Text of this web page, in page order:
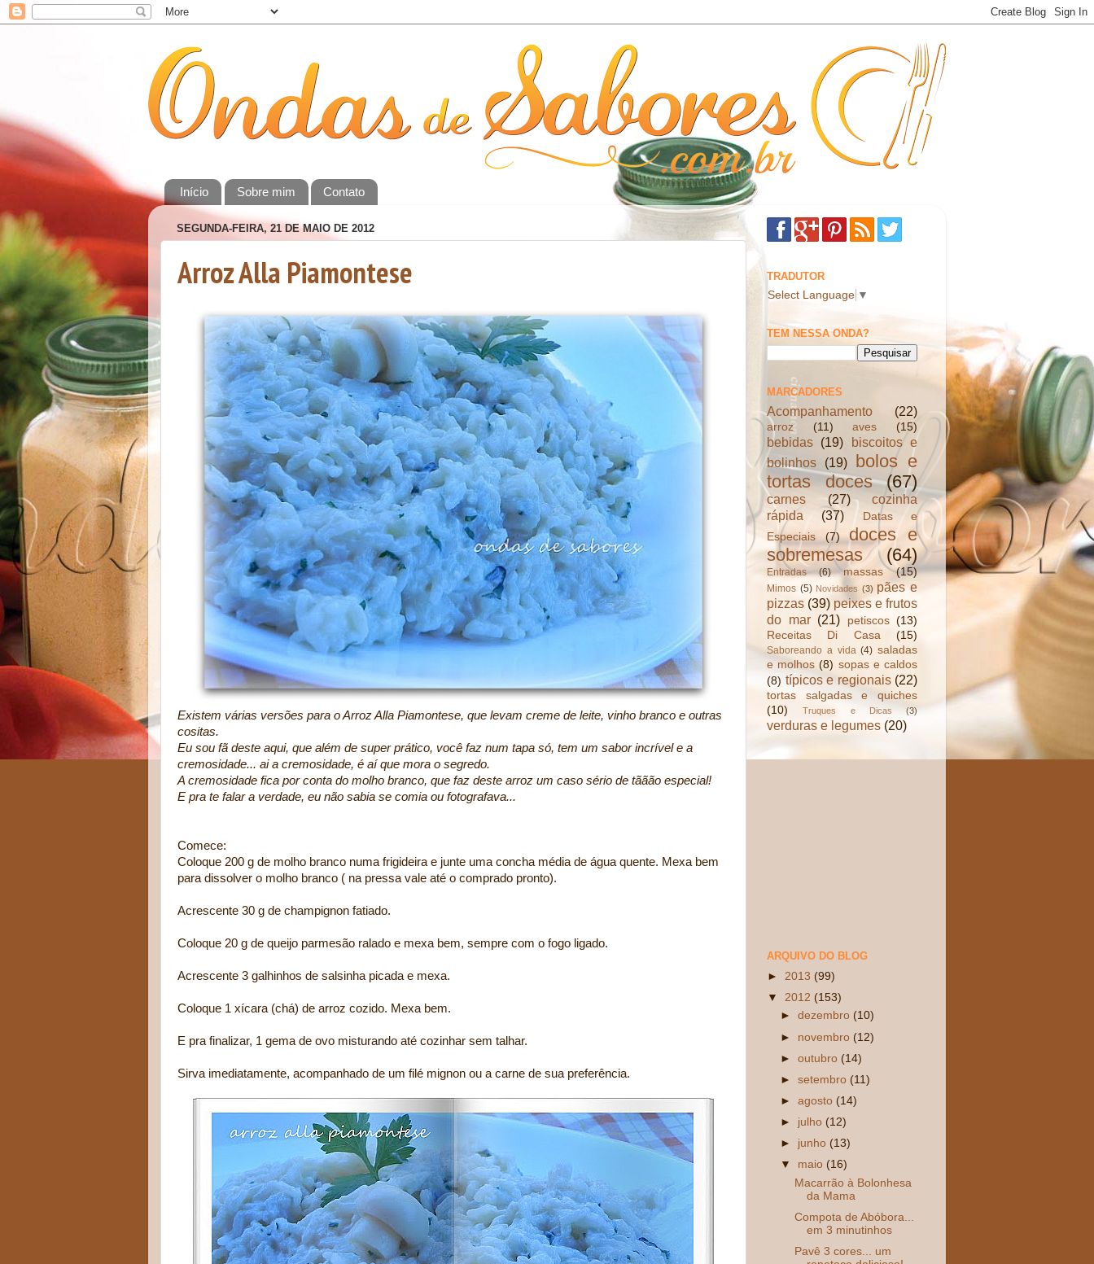
Início Sobre mim Contato
SEGUNDA-FEIRA, 21 DE MAIO DE 2012
Arroz Alla Piamontese
Existem várias versões para o Arroz Alla Piamontese, que levam creme de leite, vinho branco e outras
cositas.
Eu sou fã deste aqui, que além de super prático, você faz num tapa só, tem um sabor incrível e a
cremosidade... ai a cremosidade, é aí que mora o segredo.
A cremosidade fica por conta do molho branco, que faz deste arroz um caso sério de tããão especial!
E pra te falar a verdade, eu não sabia se comia ou fotografava...
Comece:
Coloque 200 g de molho branco numa frigideira e junte uma concha média de água quente. Mexa bem
para dissolver o molho branco ( na pressa vale até o comprado pronto).
Acrescente 30 g de champignon fatiado.
Coloque 20 g de queijo parmesão ralado e mexa bem, sempre com o fogo ligado.
Acrescente 3 galhinhos de salsinha picada e mexa.
Coloque 1 xícara (chá) de arroz cozido. Mexa bem.
E pra finalizar, 1 gema de ovo misturando até cozinhar sem talhar.
Sirva imediatamente, acompanhado de um filé mignon ou a carne de sua preferência.
TRADUTOR
Select Language ▼
TEM NESSA ONDA?
MARCADORES
Acompanhamento (22)
arroz (11) aves (15)
bebidas (19)
biscoitos e
bolinhos
(19)
bolos e
tortas doces
(67)
carnes (27)
cozinha
rápida
(37)
Datas e
Especiais
(7)
doces e
sobremesas
(64)
Entradas (6) massas (15)
Mimos (5) Novidades (3) pães e
pizzas (39) peixes e frutos
do mar (21) petiscos (13)
Receitas Di Casa
(15)
Saboreando a vida (4) saladas
e molhos (8) sopas e caldos
(8) típicos e regionais (22)
tortas salgadas e quiches
(10)
Truques e Dicas (3)
verduras e legumes (20)
ARQUIVO DO BLOG
► 2013 (99)
▼ 2012 (153)
►dezembro (10)
► novembro (12)
►outubro (14)
►setembro (11)
►agosto (14)
► julho (12)
► junho (13)
▼ maio (16)
Macarrão à Bolonhesa
da Mama
Compota de Abóbora...
em 3 minutinhos
Pavê 3 cores... um